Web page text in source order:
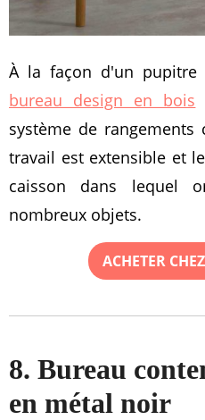
À la façon d'un pupitre
bureau design en bois
système de rangements
travail est extensible et
caisson dans lequel
nombreux objets.
ACHETER
8. Bureau
en métal noir